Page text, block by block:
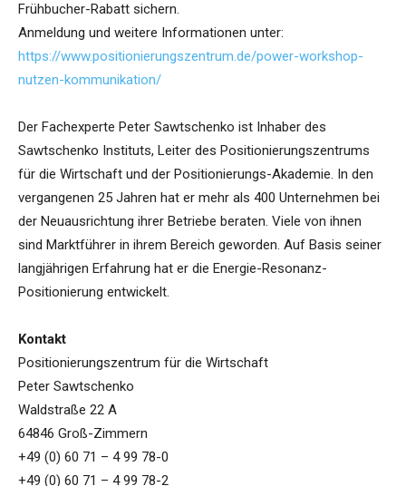
Frühbucher-Rabatt sichern.
Anmeldung und weitere Informationen unter:
https://www.positionierungszentrum.de/power-workshop-
nutzen-kommunikation/
Der Fachexperte Peter Sawtschenko ist Inhaber des
Sawtschenko Instituts, Leiter des Positionierungszentrums
für die Wirtschaft und der Positionierungs-Akademie. In den
vergangenen 25 Jahren hat er mehr als 400 Unternehmen bei
der Neuausrichtung ihrer Betriebe beraten. Viele von ihnen
sind Marktführer in ihrem Bereich geworden. Auf Basis seiner
langjährigen Erfahrung hat er die Energie-Resonanz-
Positionierung entwickelt.
Kontakt
Positionierungszentrum für die Wirtschaft
Peter Sawtschenko
Waldstraße 22 A
64846 Groß-Zimmern
+49 (0) 60 71 – 4 99 78-0
+49 (0) 60 71 – 4 99 78-2